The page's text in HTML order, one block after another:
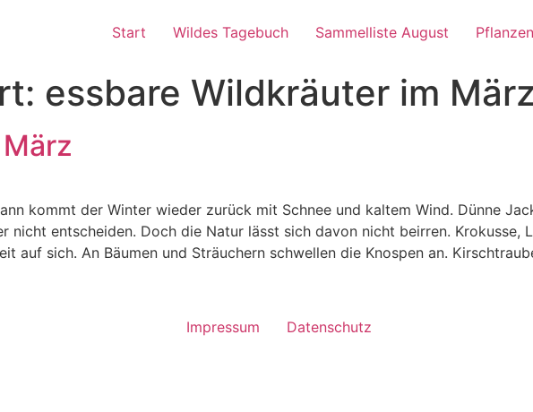
Start Wildes Tagebuch Sammelliste August
essbare Wildkräuter im März
kommt der Winter wieder zurück mit Schnee und kaltem Wind. Dünne
nicht entscheiden. Doch die Natur lässt sich davon nicht beirren. Krokusse,
auf sich. An Bäumen und Sträuchern schwellen die Knospen an.
Impressum Datenschutz